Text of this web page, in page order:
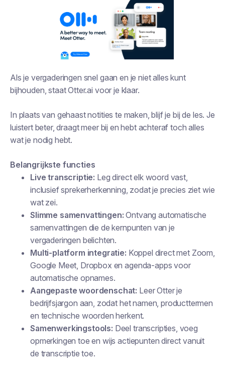
Als je vergaderingen snel gaan en je niet alles kunt
bijhouden, staat Otter.ai voor je klaar.
In plaats van gehaast notities te maken, blijf je bij de les. Je
luistert beter, draagt meer bij en hebt achteraf toch alles
wat je nodig hebt.
Belangrijkste functies
Live transcriptie: Leg direct elk woord vast,
inclusief sprekerherkenning, zodat je precies ziet wie
wat zei.
Slimme samenvattingen: Ontvang automatische
samenvattingen die de kernpunten van je
vergaderingen belichten.
Multi-platform integratie: Koppel direct met Zoom,
Google Meet, Dropbox en agenda-apps voor
automatische opnames.
Aangepaste woordenschat: Leer Otter je
bedrijfsjargon aan, zodat het namen, producttermen
en technische woorden herkent.
Samenwerkingstools: Deel transcripties, voeg
opmerkingen toe en wijs actiepunten direct vanuit
de transcriptie toe.